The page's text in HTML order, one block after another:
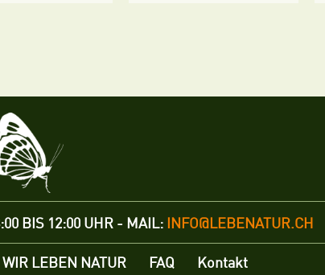
BIS 12:00 UHR - MAIL: INFO@LEBENATUR.CH
WIR LEBEN NATUR FAQ Kontakt